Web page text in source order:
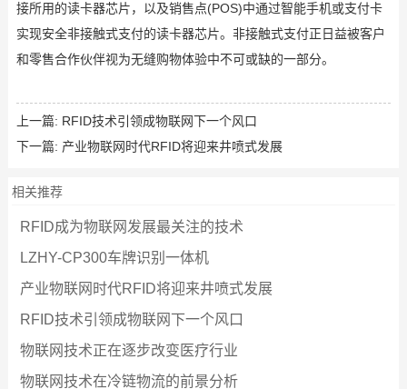
接所用的读卡器芯片，以及销售点(POS)中通过智能手机或支付卡
实现安全非接触式支付的读卡器芯片。非接触式支付正日益被客户
和零售合作伙伴视为无缝购物体验中不可或缺的一部分。
上一篇: RFID技术引领成物联网下一个风口
下一篇: 产业物联网时代RFID将迎来井喷式发展
相关推荐
RFID成为物联网发展最关注的技术
LZHY-CP300车牌识别一体机
产业物联网时代RFID将迎来井喷式发展
RFID技术引领成物联网下一个风口
物联网技术正在逐步改变医疗行业
物联网技术在冷链物流的前景分析